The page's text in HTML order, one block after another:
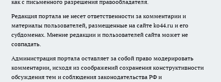
как с письменного разрешения правообладателя.
Редакция портала не несет ответственности за комментарии и
материалы пользователей, размещенные на сайте ko44.ru и его
субдоменах. Мнение редакции и пользователей сайта может не
совпадать.
Администрация портала оставляет за собой право модерировать
комментарии, исходя из соображений сохранения конструктивности
обсуждения тем и соблюдения законодательства РФ и